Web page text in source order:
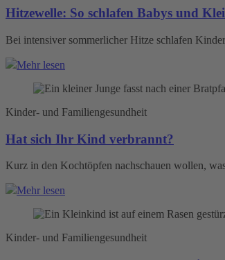
Hitzewelle: So schlafen Babys und
Bei intensiver sommerlicher Hitze schlafen
Mehr lesen
Kinder- und Familiengesundheit
Hat sich Ihr Kind verbrannt?
Kurz in den Kochtöpfen nachschauen wollen,
Mehr lesen
Kinder- und Familiengesundheit